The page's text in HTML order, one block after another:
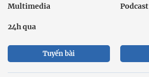
Multimedia Podcast
24h qua
Tuyến bài